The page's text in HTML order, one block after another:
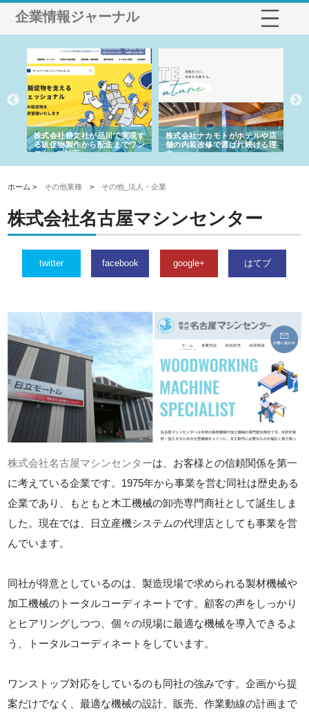
企業情報ジャーナル
株式会社耕文社が品川で実現す
る販促物製作から配送までワン
ストップ対応
株式会社ナカモトがホテルや店
舗の内装改修で選ばれ続ける理
由
ホーム > その他業種 > その他_法人・企業
株式会社名古屋マシンセンター
twitter facebook google+ はてブ
株式会社名古屋マシンセンターは、お客様との信頼関係を第一
に考えている企業です。1975年から事業を営む同社は歴史ある
企業であり、もともと木工機械の卸売専門商社として誕生しま
した。現在では、日立産機システムの代理店としても事業を営
んでいます。
同社が得意としているのは、製造現場で求められる製材機械や
加工機械のトータルコーディネートです。顧客の声をしっかり
とヒアリングしつつ、個々の現場に最適な機械を導入できるよ
う、トータルコーディネートをしています。
ワンストップ対応をしているのも同社の強みです。企画から提
案だけでなく、最適な機械の設計、販売、作業動線の計画まで